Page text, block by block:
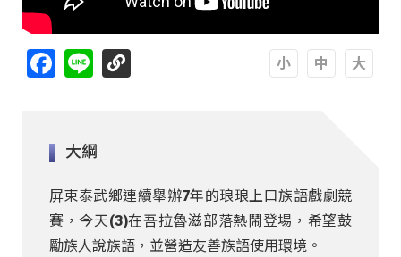
Facebook
Line
大綱
屏東泰武鄉連續舉辦7年的琅琅上口族語戲劇競
賽，今天(3)在吾拉魯滋部落熱鬧登場，希望鼓
勵族人說族語，並營造友善族語使用環境。